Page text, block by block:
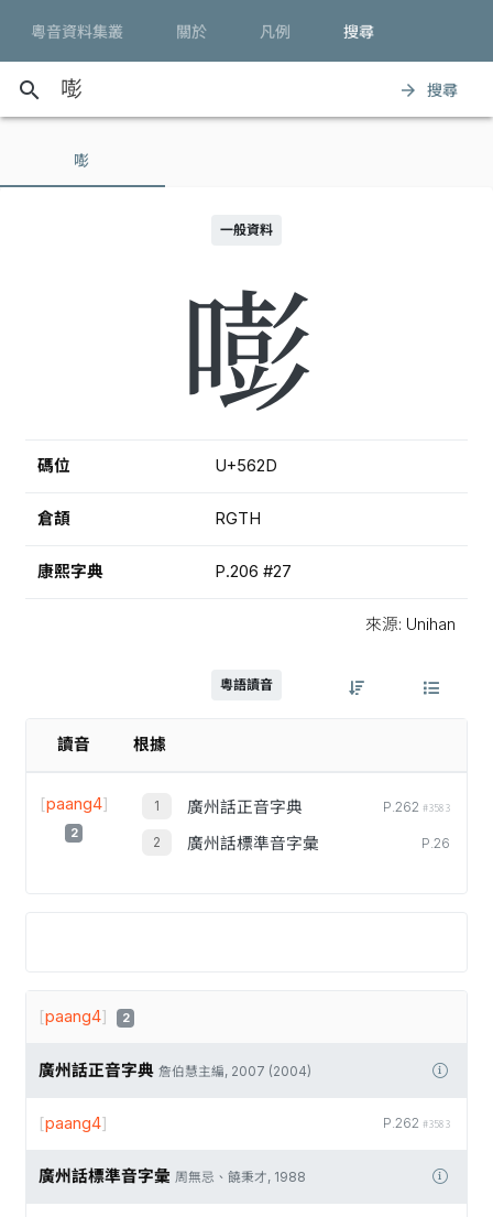
粵音資料集叢 關於 凡例 搜尋
search arrow_forward 搜尋
嘭
一般資料
嘭
碼位 U+562D
倉頡 RGTH
康熙字典 P.206 #27
來源: Unihan
粵語讀音
讀音 根據
[paang4]
2
廣州話正音字典 P.262 #3583
廣州話標準音字彙 P.26
[paang4] 2
廣州話正音字典 詹伯慧主編, 2007 (2004)
P.262 #3583
[paang4]
廣州話標準音字彙 周無忌、饒秉才, 1988